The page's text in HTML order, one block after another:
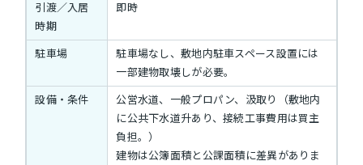
引渡／入居
時期
即時
駐車場
駐車場なし、敷地内駐車スペース設置には
一部建物取壊しが必要。
設備・条件
公営水道、一般プロパン、汲取り（敷地内
に公共下水道升あり、接続工事費用は買主
負担。）
建物は公簿面積と公課面積に差異がありま